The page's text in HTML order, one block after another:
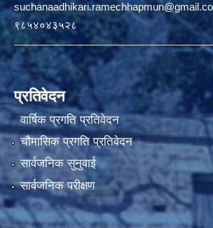
९८५४०४३५२८
प्रतिवेदन
वार्षिक प्रगति प्रतिवेदन
चौमासिक प्रगति प्रतिवेदन
सार्वजनिक सुनुवाई
सार्वजनिक परीक्षण